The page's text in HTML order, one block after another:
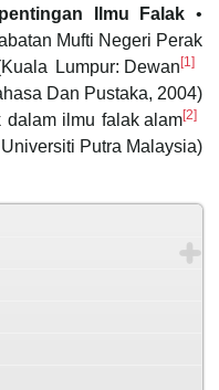
• Mohamad Faizal Bin Jani;
Ilmu Falak
Mufti Negeri Perak.
[1]
Lumpur: Dewan
Dan Pustaka, 2004)
[2]
dalam ilmu falak alam
Putra Malaysia).